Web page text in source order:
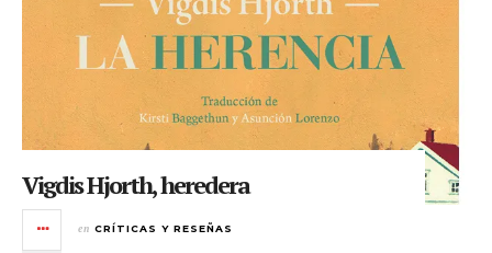
Vigdis Hjorth, heredera
en CRÍTICAS Y RESEÑAS